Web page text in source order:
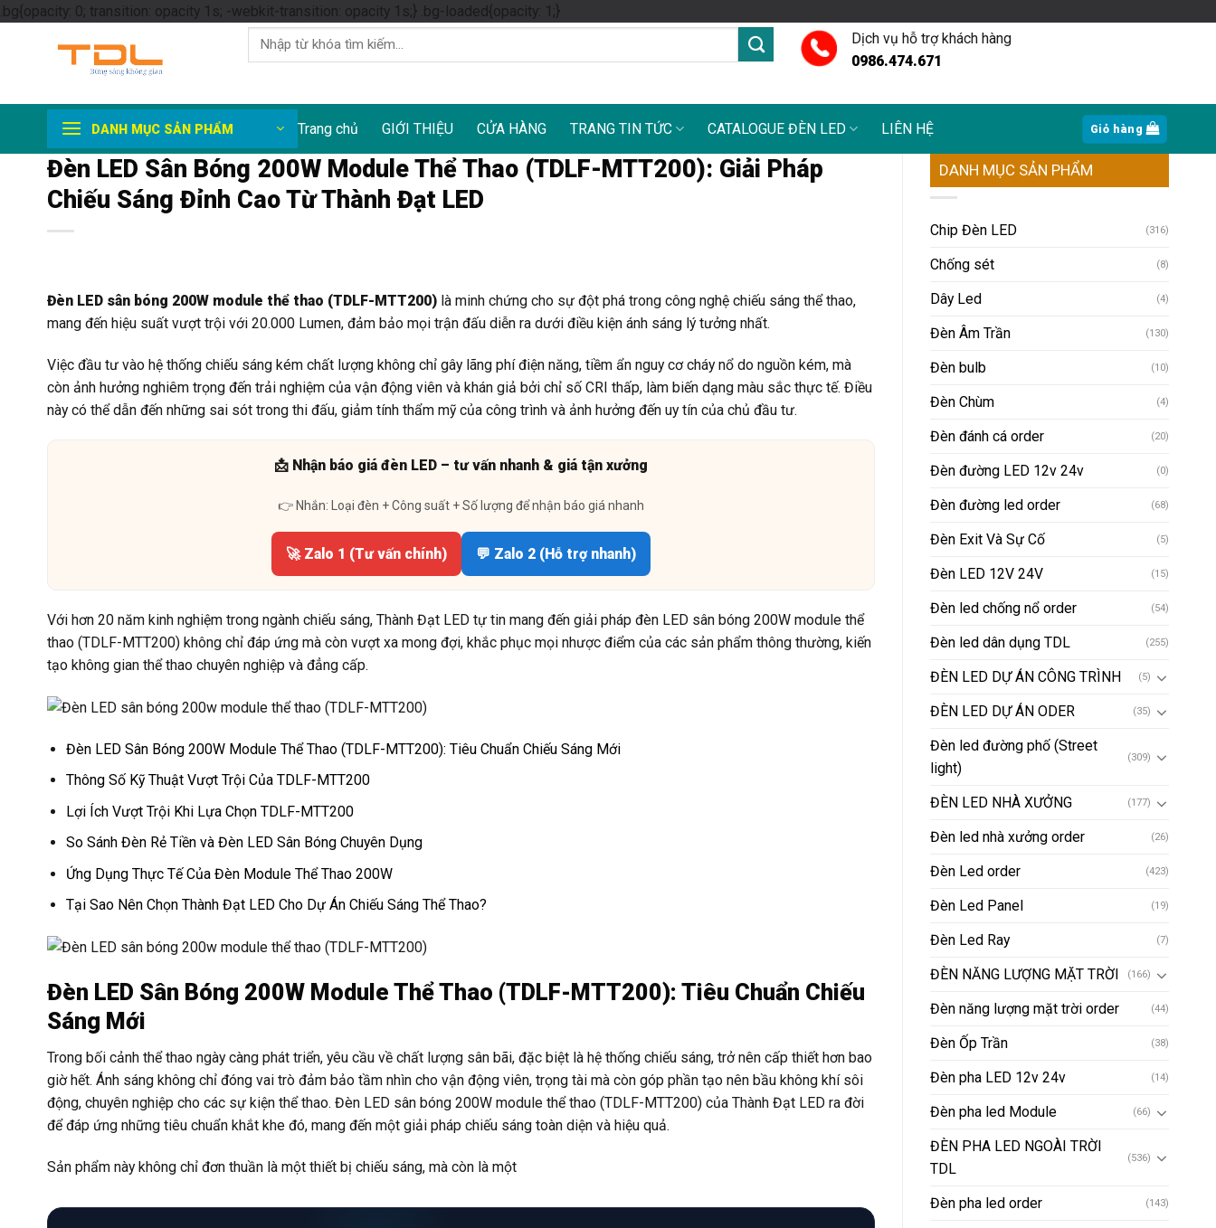
.bg{opacity: 0; transition: opacity 1s; -webkit-transition: opacity 1s;} .bg-loaded{opacity: 1;}Skip
to
Tìm
kiếm:
Dịch vụ hỗ trợ khách hàng
0986.474.671
DANH MỤC SẢN PHẨM Trang chủ GIỚI THIỆU CỬA HÀNG TRANG TIN TỨC CATALOGUE ĐÈN LED LIÊN HỆ Giỏ hàng
Đèn LED Sân Bóng 200W Module Thể Thao (TDLF-MTT200): Giải Pháp
Chiếu Sáng Đỉnh Cao Từ Thành Đạt LED
Đèn LED sân bóng 200W module thể thao (TDLF-MTT200) là minh chứng cho sự đột phá trong công nghệ chiếu sáng thể thao,
mang đến hiệu suất vượt trội với 20.000 Lumen, đảm bảo mọi trận đấu diễn ra dưới điều kiện ánh sáng lý tưởng nhất.
Việc đầu tư vào hệ thống chiếu sáng kém chất lượng không chỉ gây lãng phí điện năng, tiềm ẩn nguy cơ cháy nổ do nguồn kém, mà
còn ảnh hưởng nghiêm trọng đến trải nghiệm của vận động viên và khán giả bởi chỉ số CRI thấp, làm biến dạng màu sắc thực tế. Điều
này có thể dẫn đến những sai sót trong thi đấu, giảm tính thẩm mỹ của công trình và ảnh hưởng đến uy tín của chủ đầu tư.
📩 Nhận báo giá đèn LED – tư vấn nhanh & giá tận xưởng
👉 Nhắn: Loại đèn + Công suất + Số lượng để nhận báo giá nhanh
🚀 Zalo 1 (Tư vấn chính) 💬 Zalo 2 (Hỗ trợ nhanh)
Với hơn 20 năm kinh nghiệm trong ngành chiếu sáng, Thành Đạt LED tự tin mang đến giải pháp đèn LED sân bóng 200W module thể
thao (TDLF-MTT200) không chỉ đáp ứng mà còn vượt xa mong đợi, khắc phục mọi nhược điểm của các sản phẩm thông thường, kiến
tạo không gian thể thao chuyên nghiệp và đẳng cấp.
Đèn LED Sân Bóng 200W Module Thể Thao (TDLF-MTT200): Tiêu Chuẩn Chiếu Sáng Mới
Thông Số Kỹ Thuật Vượt Trội Của TDLF-MTT200
Lợi Ích Vượt Trội Khi Lựa Chọn TDLF-MTT200
So Sánh Đèn Rẻ Tiền và Đèn LED Sân Bóng Chuyên Dụng
Ứng Dụng Thực Tế Của Đèn Module Thể Thao 200W
Tại Sao Nên Chọn Thành Đạt LED Cho Dự Án Chiếu Sáng Thể Thao?
Đèn LED Sân Bóng 200W Module Thể Thao (TDLF-MTT200): Tiêu Chuẩn Chiếu
Sáng Mới
Trong bối cảnh thể thao ngày càng phát triển, yêu cầu về chất lượng sân bãi, đặc biệt là hệ thống chiếu sáng, trở nên cấp thiết hơn bao
giờ hết. Ánh sáng không chỉ đóng vai trò đảm bảo tầm nhìn cho vận động viên, trọng tài mà còn góp phần tạo nên bầu không khí sôi
động, chuyên nghiệp cho các sự kiện thể thao. Đèn LED sân bóng 200W module thể thao (TDLF-MTT200) của Thành Đạt LED ra đời
để đáp ứng những tiêu chuẩn khắt khe đó, mang đến một giải pháp chiếu sáng toàn diện và hiệu quả.
Sản phẩm này không chỉ đơn thuần là một thiết bị chiếu sáng, mà còn là một
DANH MỤC SẢN PHẨM
Chip Đèn LED (316)
Chống sét (8)
Dây Led (4)
Đèn Âm Trần (130)
Đèn bulb (10)
Đèn Chùm (4)
Đèn đánh cá order (20)
Đèn đường LED 12v 24v (0)
Đèn đường led order (68)
Đèn Exit Và Sự Cố (5)
Đèn LED 12V 24V (15)
Đèn led chống nổ order (54)
Đèn led dân dụng TDL (255)
ĐÈN LED DỰ ÁN CÔNG TRÌNH (5)
ĐÈN LED DỰ ÁN ODER (35)
Đèn led đường phố (Street
light)
(309)
ĐÈN LED NHÀ XƯỞNG (177)
Đèn led nhà xưởng order (26)
Đèn Led order (423)
Đèn Led Panel (19)
Đèn Led Ray (7)
ĐÈN NĂNG LƯỢNG MẶT TRỜI (166)
Đèn năng lượng mặt trời order (44)
Đèn Ốp Trần (38)
Đèn pha LED 12v 24v (14)
Đèn pha led Module (66)
ĐÈN PHA LED NGOÀI TRỜI
TDL
(536)
Đèn pha led order (143)